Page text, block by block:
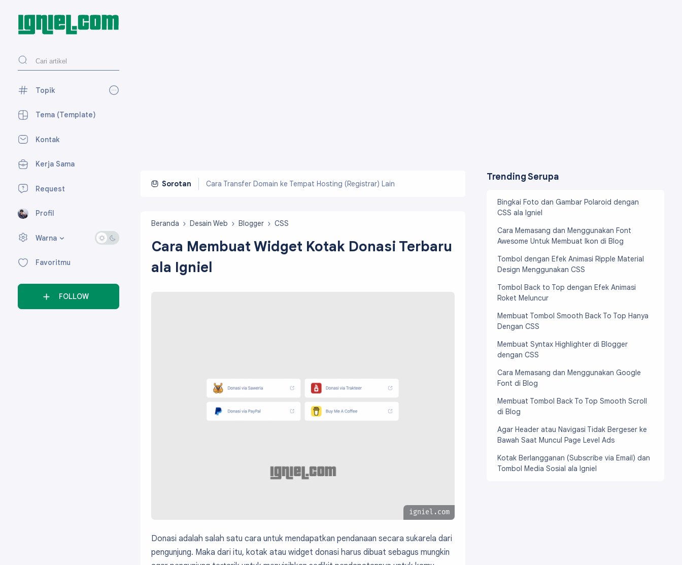
Topik
AdSense
Media Sosial
Tekno
Tema (Template)
Kontak
Kerja Sama
Request
Profil
Warna›
Favoritmu
FOLLOW
Sorotan Cara Transfer Domain ke Tempat Hosting (Registrar) Lain
Beranda Desain Web Blogger CSS
Cara Membuat Widget Kotak Donasi Terbaru
ala Igniel
igniel.com
Donasi adalah salah satu cara untuk mendapatkan pendanaan secara sukarela dari
pengunjung. Maka dari itu, kotak atau widget donasi harus dibuat sebagus mungkin
Trending Serupa
Bingkai Foto dan Gambar Polaroid dengan
CSS ala Igniel
Cara Memasang dan Menggunakan Font
Awesome Untuk Membuat Ikon di Blog
Tombol dengan Efek Animasi Ripple Material
Design Menggunakan CSS
Tombol Back to Top dengan Efek Animasi
Roket Meluncur
Membuat Tombol Smooth Back To Top Hanya
Dengan CSS
Membuat Syntax Highlighter di Blogger
dengan CSS
Cara Memasang dan Menggunakan Google
Font di Blog
Membuat Tombol Back To Top Smooth Scroll
di Blog
Agar Header atau Navigasi Tidak Bergeser ke
Bawah Saat Muncul Page Level Ads
Kotak Berlangganan (Subscribe via Email) dan
Tombol Media Sosial ala Igniel